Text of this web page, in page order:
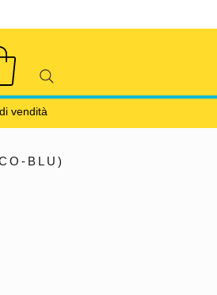
vendità
BLU)